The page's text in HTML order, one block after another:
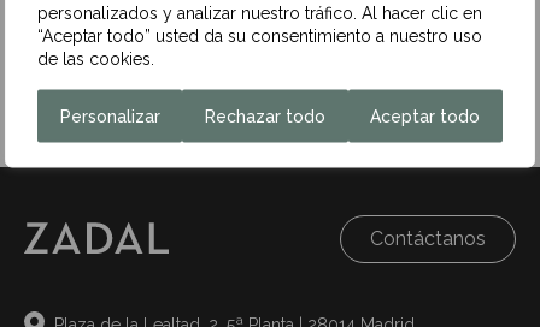
personalizados y analizar nuestro tráfico. Al hacer clic en
“Aceptar todo” usted da su consentimiento a nuestro uso
de las cookies.
Personalizar Rechazar todo Aceptar todo
Nuestra socia Victoria Vilar ha sido reconocida como
‘Lawyer of the Year M&A Mid-Market’ en los Premios Forty
Under 40…
Leer más
Contáctanos